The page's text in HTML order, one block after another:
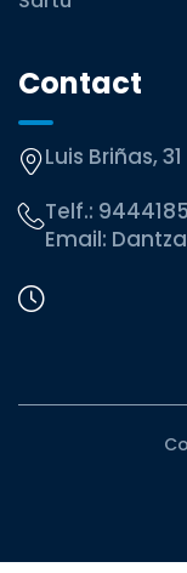
Contact
Luis Briñas,
Telf.:
Email: